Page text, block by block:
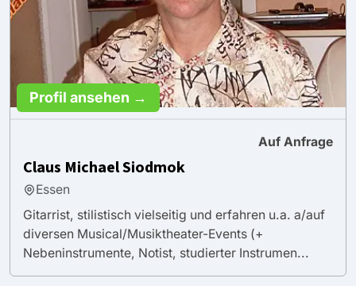
Profil ansehen →
Auf Anfrage
Claus Michael Siodmok
Essen
Gitarrist, stilistisch vielseitig und erfahren u.a. a/auf
diversen Musical/Musiktheater-Events (+
Nebeninstrumente, Notist, studierter Instrumen...